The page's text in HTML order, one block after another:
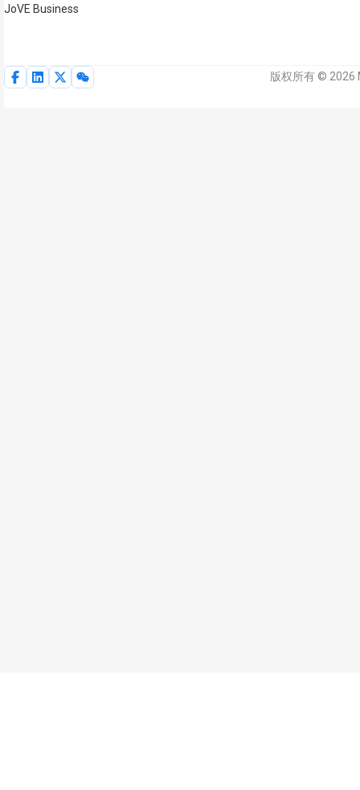
JoVE Business
版权所有 © 2026